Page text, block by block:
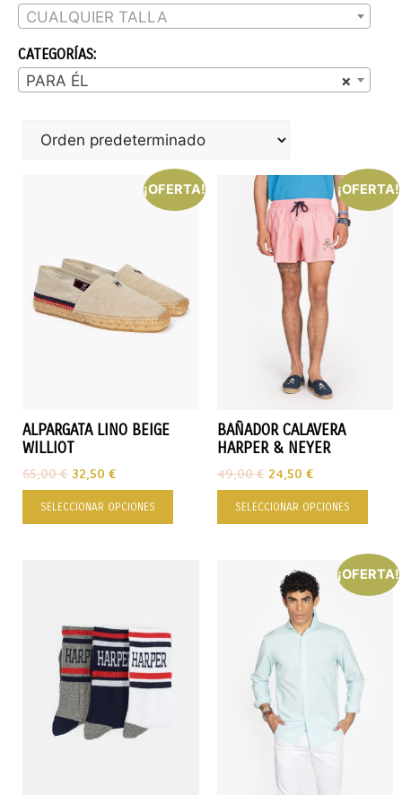
CUALQUIER TALLA
CATEGORÍAS:
×
PARA ÉL
¡OFERTA!
ALPARGATA LINO BEIGE
WILLIOT
65,00€ 32,50 €
SELECCIONAR OPCIONES
¡OFERTA!
BAÑADOR CALAVERA
HARPER & NEYER
49,00€ 24,50 €
SELECCIONAR OPCIONES
¡OFERTA!